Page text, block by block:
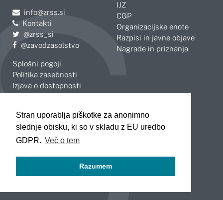
Stran uporablja piškotke za anonimno
slednje obisku, ki so v skladu z EU uredbo
GDPR. Več o tem
Razumem
Pošljite e-mail na
info@zrss.si
Kontakti
Pojdite na Twitter:
@zrss_si
Pojdite na Facebook:
@zavodzasolstvo
Splošni pogoji
Politika zasebnosti
Izjava o dostopnosti
IJZ
CGP
Organizacijske enote
Razpisi in javne objave
Nagrade in priznanja
Celje
Koper
Kranj
Novo mesto
Slovenj Gradec